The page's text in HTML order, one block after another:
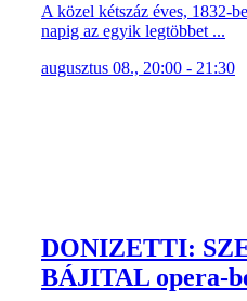
A közel kétszáz éves, 1832-
napig az egyik legtöbbet ...
augusztus 08., 20:00 - 21:30
DONIZETTI:
BÁJITAL opera-